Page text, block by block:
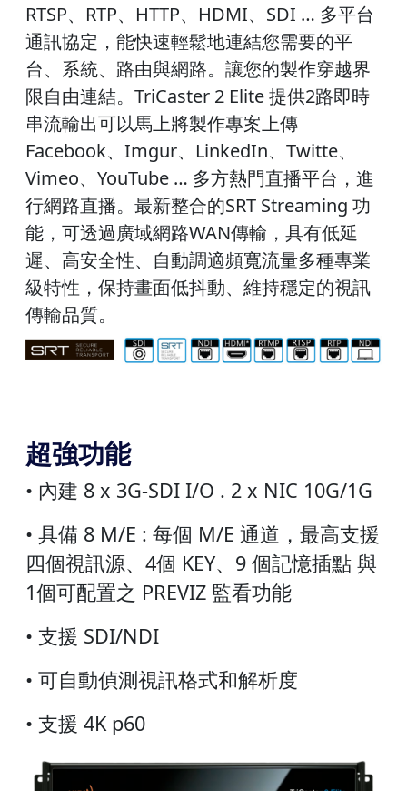
RTSP、RTP、HTTP、HDMI、SDI … 多平台
通訊協定，能快速輕鬆地連結您需要的平
台、系統、路由與網路。讓您的製作穿越界
限自由連結。TriCaster 2 Elite 提供2路即時
串流輸出可以馬上將製作專案上傳
Facebook、Imgur、LinkedIn、Twitte、
Vimeo、YouTube … 多方熱門直播平台，進
行網路直播。最新整合的SRT Streaming 功
能，可透過廣域網路WAN傳輸，具有低延
遲、高安全性、自動調適頻寬流量多種專業
級特性，保持畫面低抖動、維持穩定的視訊
傳輸品質。
超強功能
• 內建 8 x 3G-SDI I/O . 2 x NIC 10G/1G
• 具備 8 M/E : 每個 M/E 通道，最高支援
四個視訊源、4個 KEY、9 個記憶插點 與
1個可配置之 PREVIZ 監看功能
• 支援 SDI/NDI
• 可自動偵測視訊格式和解析度
• 支援 4K p60